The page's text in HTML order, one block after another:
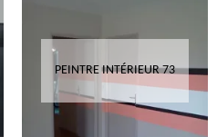
PEINTRE INTÉRIEUR 73